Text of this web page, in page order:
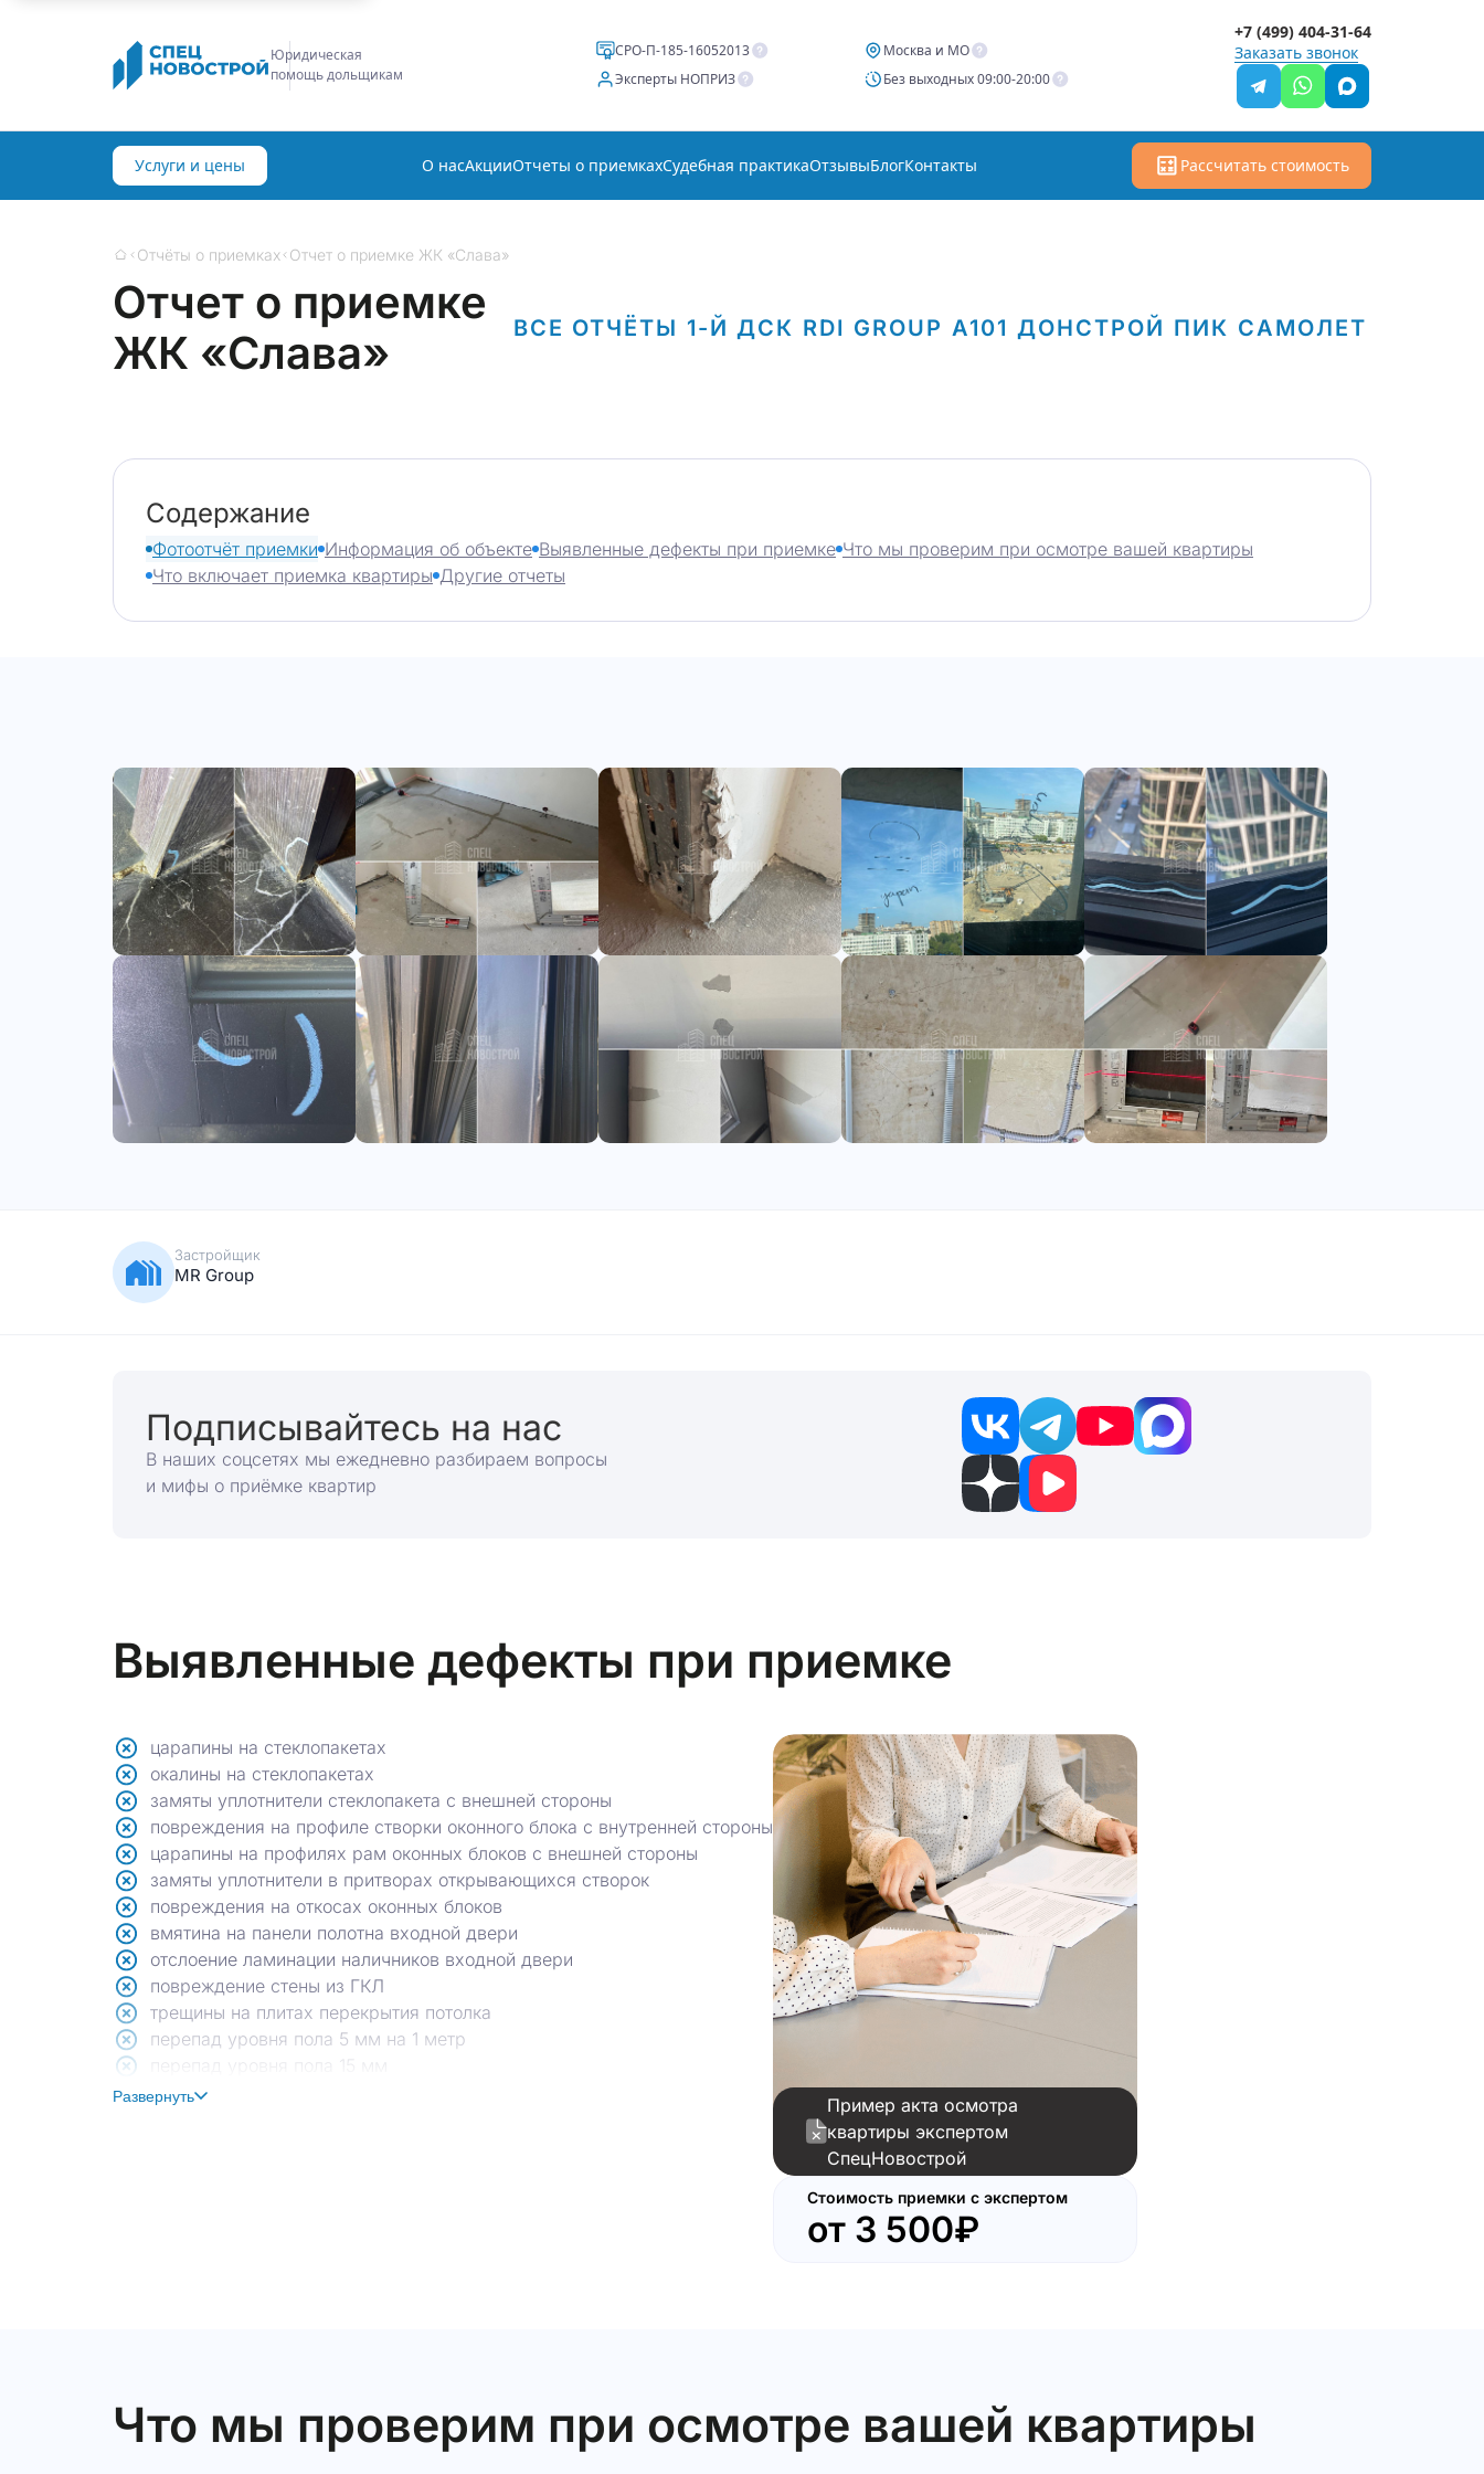
Строительная
экспертиза
СРО-П-185-16052013
Москва и МО
Эксперты НОПРИЗ
Без выходных 09:00-20:00
Заказать звонок
+7 (499) 404-31-64
Услуги и цены О насАкцииОтчеты о приемкахСудебная практикаОтзывыБлогКонтакты Рассчитать стоимость
Главная
Отчёты о приемках Отчет о приемке ЖК «Слава»
Отчет о приемке
ЖК «Слава»
ВСЕ ОТЧЁТЫ 1-Й ДСК RDI GROUP А101 ДОНСТРОЙ ПИК САМОЛЕТ
Содержание
Фотоотчёт приемки Информация об объекте Выявленные дефекты при приемке Что мы проверим при осмотре вашей квартиры
Что включает приемка квартиры Другие отчеты
Застройщик
MR Group
Подписывайтесь на нас
В наших соцсетях мы ежедневно разбираем вопросы
и мифы о приёмке квартир
Выявленные дефекты при приемке
царапины на стеклопакетах
окалины на стеклопакетах
замяты уплотнители стеклопакета с внешней стороны
повреждения на профиле створки оконного блока с внутренней стороны
царапины на профилях рам оконных блоков с внешней стороны
замяты уплотнители в притворах открывающихся створок
повреждения на откосах оконных блоков
вмятина на панели полотна входной двери
отслоение ламинации наличников входной двери
повреждение стены из ГКЛ
трещины на плитах перекрытия потолка
перепад уровня пола 5 мм на 1 метр
Развернуть
Пример акта осмотра
квартиры экспертом
СпецНовострой
Стоимость приемки с экспертом
от 3 500₽
Что мы проверим при осмотре вашей квартиры